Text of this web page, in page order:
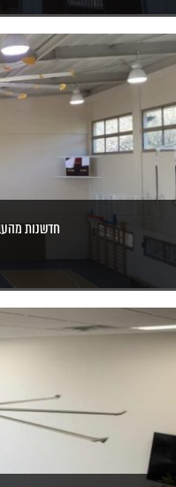
חדשנות